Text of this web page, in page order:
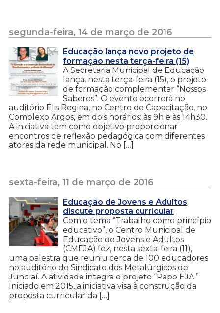
segunda-feira, 14 de março de 2016
Educação lança novo projeto de
formação nesta terça-feira (15)
A Secretaria Municipal de Educação
lança, nesta terça-feira (15), o projeto
de formação complementar “Nossos
Saberes”. O evento ocorrerá no
auditório Elis Regina, no Centro de Capacitação, no
Complexo Argos, em dois horários: às 9h e às 14h30.
A iniciativa tem como objetivo proporcionar
encontros de reflexão pedagógica com diferentes
atores da rede municipal. No […]
sexta-feira, 11 de março de 2016
Educação de Jovens e Adultos
discute proposta curricular
Com o tema “Trabalho como princípio
educativo”, o Centro Municipal de
Educação de Jovens e Adultos
(CMEJA) fez, nesta sexta-feira (11),
uma palestra que reuniu cerca de 100 educadores
no auditório do Sindicato dos Metalúrgicos de
Jundiaí. A atividade integra o projeto “Papo EJA.”
Iniciado em 2015, a iniciativa visa à construção da
proposta curricular da […]